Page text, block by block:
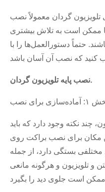
گردان معمولاً نصب
ممکن است به تلاش بیشتری
حتماً دستورالعمل‌ها را با
نصب پایه تلویزیون گردان.
برای نصب
چند نکته وجود دارد که باید
مکان برای نصب براکت روی
مختلفی بستگی دارد، از جمله
و تلویزیون و هرگونه مانعی
من هستم
مشتری CHARM
هویت خود را تأیید کنید
ارسال درخواست